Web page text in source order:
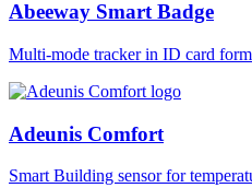
Abeeway Smart Badge
Multi-mode tracker in ID card
Adeunis Comfort
Smart Building sensor for